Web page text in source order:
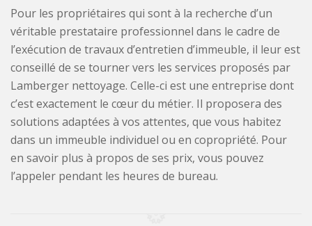
Pour les propriétaires qui sont à la recherche d’un
véritable prestataire professionnel dans le cadre de
l’exécution de travaux d’entretien d’immeuble, il leur est
conseillé de se tourner vers les services proposés par
Lamberger nettoyage. Celle-ci est une entreprise dont
c’est exactement le cœur du métier. Il proposera des
solutions adaptées à vos attentes, que vous habitez
dans un immeuble individuel ou en copropriété. Pour
en savoir plus à propos de ses prix, vous pouvez
l’appeler pendant les heures de bureau.